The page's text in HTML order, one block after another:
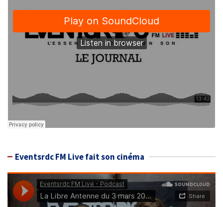
Eventsrdc FM Live fait son cinéma